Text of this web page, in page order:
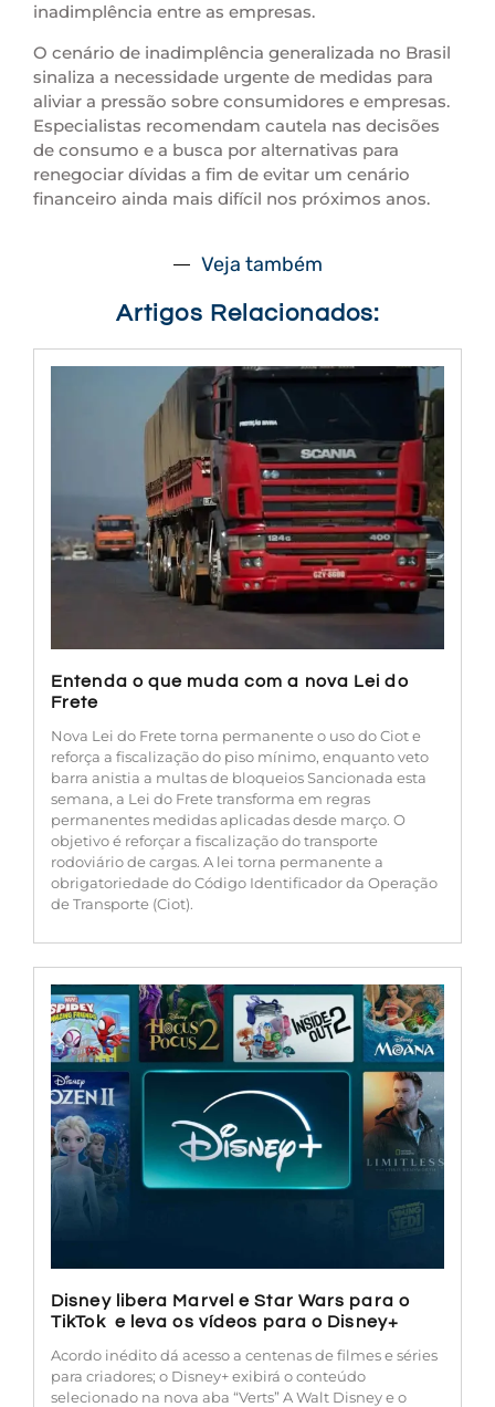
inadimplência entre as empresas.
O cenário de inadimplência generalizada no Brasil
sinaliza a necessidade urgente de medidas para
aliviar a pressão sobre consumidores e empresas.
Especialistas recomendam cautela nas decisões
de consumo e a busca por alternativas para
renegociar dívidas a fim de evitar um cenário
financeiro ainda mais difícil nos próximos anos.
Veja também
Artigos Relacionados:
Entenda o que muda com a nova Lei do
Frete
Nova Lei do Frete torna permanente o uso do Ciot e
reforça a fiscalização do piso mínimo, enquanto veto
barra anistia a multas de bloqueios Sancionada esta
semana, a Lei do Frete transforma em regras
permanentes medidas aplicadas desde março. O
objetivo é reforçar a fiscalização do transporte
rodoviário de cargas. A lei torna permanente a
obrigatoriedade do Código Identificador da Operação
de Transporte (Ciot).
Disney libera Marvel e Star Wars para o
TikTok e leva os vídeos para o Disney+
Acordo inédito dá acesso a centenas de filmes e séries
para criadores; o Disney+ exibirá o conteúdo
selecionado na nova aba “Verts” A Walt Disney e o